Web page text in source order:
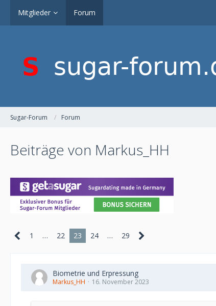
Mitglieder Forum
Sugar-Forum Forum
Beiträge von Markus_HH
1 … 22 23 24 … 29
Biometrie und Erpressung
Markus_HH 16. November 2023